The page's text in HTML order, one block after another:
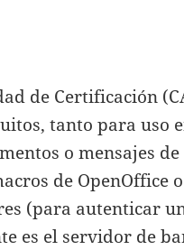
de Certificación
tanto para uso
o mensajes
de OpenOffice
(para autenticar
es el servidor de